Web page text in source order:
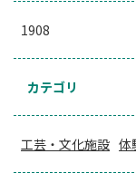
1908
カテゴリ
工芸・文化施設 体